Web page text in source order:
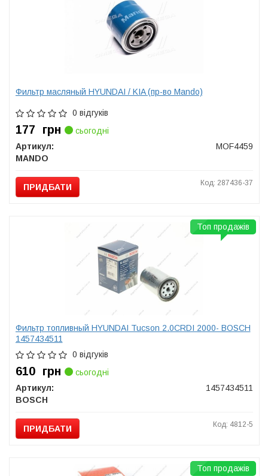
Фильтр масляный HYUNDAI / KIA (пр-во Mando)
0 відгуків
177 грн
сьогодні
Артикул:
MOF4459
MANDO
ПРИДБАТИ Код: 287436-37
Фильтр топливный HYUNDAI Tucson 2.0CRDI 2000- BOSCH
1457434511
0 відгуків
610 грн
сьогодні
Артикул:
1457434511
BOSCH
ПРИДБАТИ Код: 4812-5
Топ продажів
Топ продажів